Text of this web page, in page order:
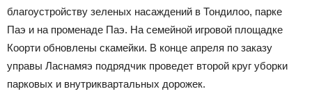
благоустройству зеленых насаждений в Тондилоо, парке
Паэ и на променаде Паэ. На семейной игровой площадке
Коорти обновлены скамейки. В конце апреля по заказу
управы Ласнамяэ подрядчик проведет второй круг уборки
парковых и внутриквартальных дорожек.